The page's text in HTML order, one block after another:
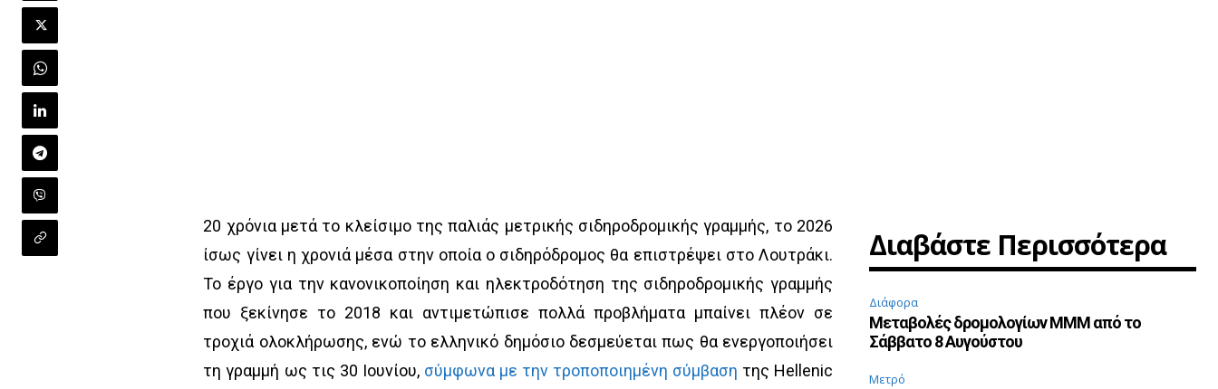
20 χρόνια μετά το κλείσιμο της παλιάς μετρικής σιδηροδρομικής γραμμής, το 2026
ίσως γίνει η χρονιά μέσα στην οποία ο σιδηρόδρομος θα επιστρέψει στο Λουτράκι.
Το έργο για την κανονικοποίηση και ηλεκτροδότηση της σιδηροδρομικής γραμμής
που ξεκίνησε το 2018 και αντιμετώπισε πολλά προβλήματα μπαίνει πλέον σε
τροχιά ολοκλήρωσης, ενώ το ελληνικό δημόσιο δεσμεύεται πως θα ενεργοποιήσει
τη γραμμή ως τις 30 Ιουνίου, σύμφωνα με την τροποποιημένη σύμβαση της Hellenic
Διαβάστε Περισσότερα
Διάφορα
Μεταβολές δρομολογίων ΜΜΜ από το
Σάββατο 8 Αυγούστου
Μετρό